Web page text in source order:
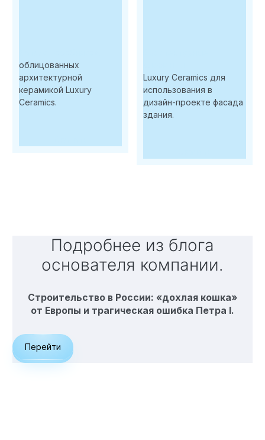
облицованных
архитектурной
керамикой Luxury
Ceramics.
Luxury Ceramics для
использования в
дизайн-проекте фасада
здания.
Подробнее из блога
основателя компании.
Строительство в России: «дохлая кошка»
от Европы и трагическая ошибка Петра I.
Перейти